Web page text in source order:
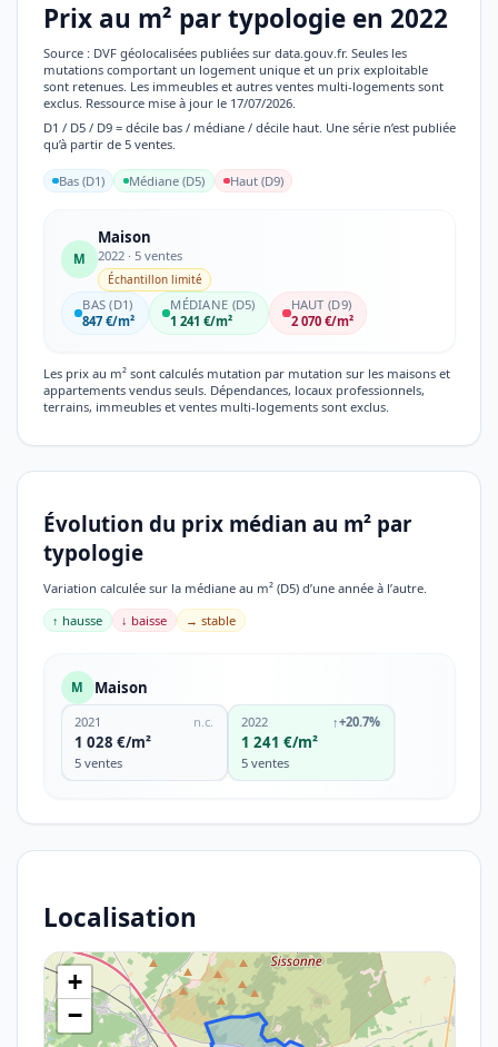
Prix au m² par typologie en 2022
Source : DVF géolocalisées publiées sur data.gouv.fr. Seules les
mutations comportant un logement unique et un prix exploitable
sont retenues. Les immeubles et autres ventes multi-logements sont
exclus. Ressource mise à jour le 17/07/2026.
D1 / D5 / D9 = décile bas / médiane / décile haut. Une série n’est publiée
qu’à partir de 5 ventes.
Bas (D1) Médiane (D5) Haut (D9)
M
Maison
2022 · 5 ventes
Échantillon limité
BAS (D1)
847 €/m²
MÉDIANE (D5)
1 241 €/m²
HAUT (D9)
2 070 €/m²
Les prix au m² sont calculés mutation par mutation sur les maisons et
appartements vendus seuls. Dépendances, locaux professionnels,
terrains, immeubles et ventes multi-logements sont exclus.
Évolution du prix médian au m² par
typologie
Variation calculée sur la médiane au m² (D5) d’une année à l’autre.
↑ hausse
↓ baisse → stable
M Maison
2021 n.c.
1 028 €/m²
5 ventes
2022 ↑+20.7%
1 241 €/m²
5 ventes
Localisation
+
−